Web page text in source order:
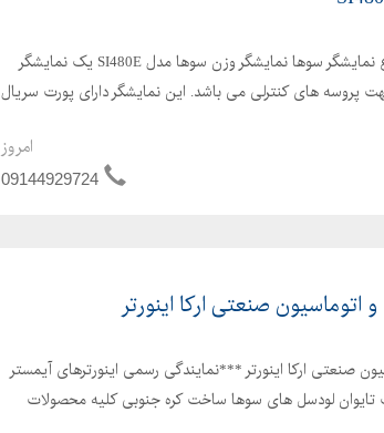
مجموعه آرکا فروش و نمایندگی انواع نمایشگر سوها نمایشگر وزن سوها مدل SI480E یک نمایشگر
پروسه های کنترلی می باشد. این نمایشگر دارای پورت سریال
امروز
09144929724
صنعتی ارکا اینورتر
صنعتی ارکا اینورتر ***نمایندگی رسمی اینورترهای آیمستر
لودسل های سوها ساخت کره جنوبی کلیه محصولات